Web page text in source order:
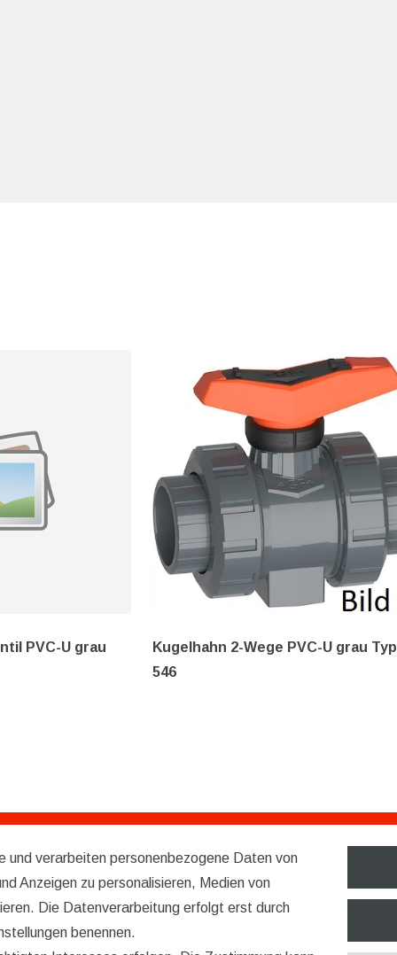
PVC-U grau
Kugelhahn 2-Wege PVC-U grau Typ
546
Service
KONTAKT
VERSAND
und verarbeiten personenbezogene Daten von
Anzeigen zu personalisieren, Medien von
Die Datenverarbeitung erfolgt erst durch
benennen.